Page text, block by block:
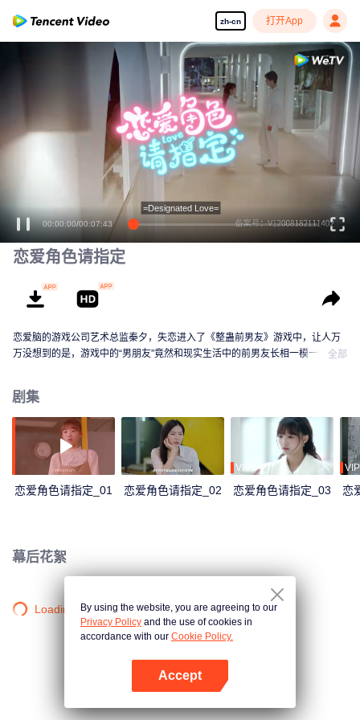
zh-cn 打开App
享受流畅高清剧集
00:00:00/00:07:43
=Designated Love=
恋爱角色请指定
恋爱脑的游戏公司艺术总监秦夕，失恋进入了《整蛊前男友》游戏中，让人万
万没想到的是，游戏中的“男朋友”竟然和现实生活中的前男友长相一模一样，更
全部
剧集
恋爱角色请指定_01 恋爱角色请指定_02
VIP
恋爱角色请指定_03
VIP
恋
幕后花絮
Loading…By using the website, you are agreeing to our
Privacy Policy and the use of cookies in
accordance with our Cookie Policy.
Accept